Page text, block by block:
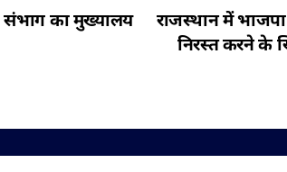
राजस्थान में भाजपा
निरस्त करने के
संभाग का मुख्यालय